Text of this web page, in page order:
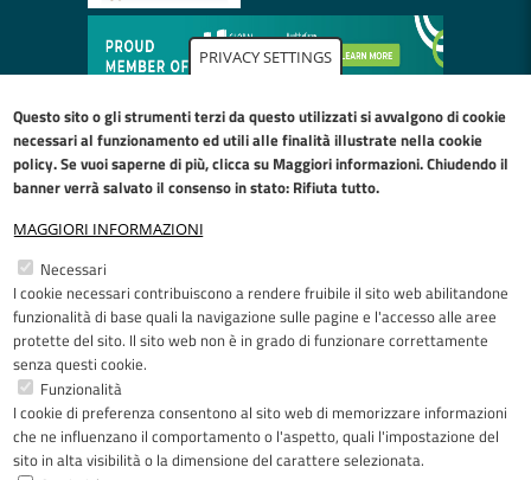
PRIVACY SETTINGS
Questo sito o gli strumenti terzi da questo utilizzati si avvalgono di cookie
necessari al funzionamento ed utili alle finalità illustrate nellacookie
policy. Se vuoi saperne di più, clicca su Maggiori informazioni. Chiudendo il
banner verrà salvato il consenso in stato: Rifiuta tutto.
MAGGIORI INFORMAZIONI
Necessari
I cookie necessari contribuiscono a rendere fruibile il sito web abilitandone
funzionalità di base quali la navigazione sulle pagine e l'accesso alle aree
protette del sito. Il sito web non è in grado di funzionare correttamente
senza questi cookie.
Funzionalità
I cookie di preferenza consentono al sito web di memorizzare informazioni
che ne influenzano il comportamento o l'aspetto, quali l'impostazione del
sito in alta visibilità o la dimensione del carattere selezionata.
Restiamo in contatto
FacebookYouTubeLinkedInInstagram
Riconoscimenti